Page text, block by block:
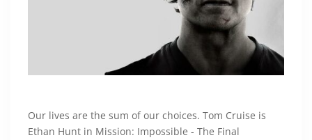
Our lives are the sum of our choices. Tom Cruise is
Ethan Hunt in Mission: Impossible - The Final